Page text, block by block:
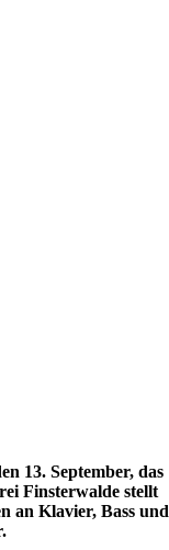
13. September, das
Finsterwalde stellt
an Klavier, Bass und